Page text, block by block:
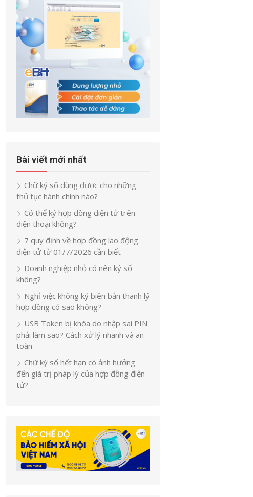
Bài viết mới nhất
Chữ ký số dùng được cho những
thủ tục hành chính nào?
Có thể ký hợp đồng điện tử trên
điện thoại không?
7 quy định về hợp đồng lao động
điện tử từ 01/7/2026 cần biết
Doanh nghiệp nhỏ có nên ký số
không?
Nghỉ việc không ký biên bản thanh lý
hợp đồng có sao không?
USB Token bị khóa do nhập sai PIN
phải làm sao? Cách xử lý nhanh và an
toàn
Chữ ký số hết hạn có ảnh hưởng
đến giá trị pháp lý của hợp đồng điện
tử?